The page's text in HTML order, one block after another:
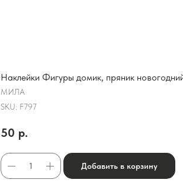
Наклейки Фигуры домик, пряник
МИЛА
SKU: F797
50 р.
Добавить в корзину